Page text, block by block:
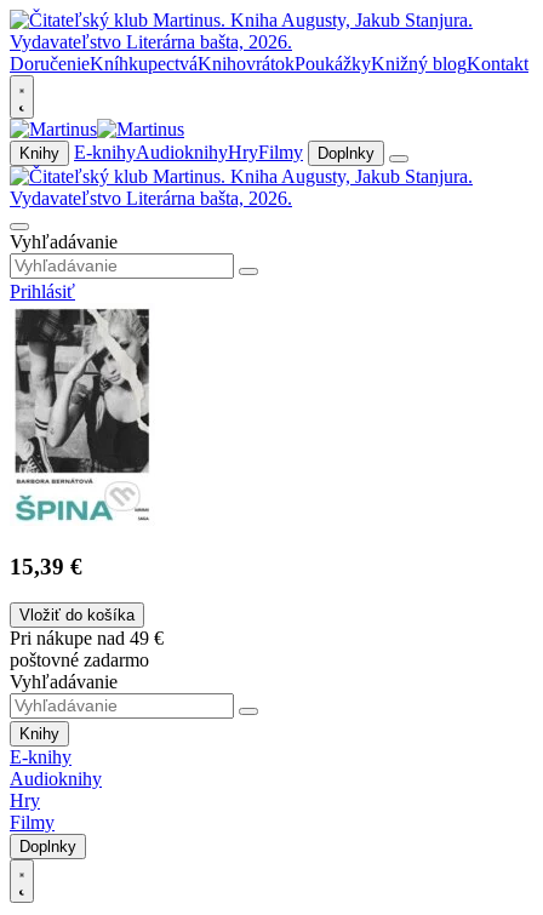
DoručenieKníhkupectváKnihovrátokPoukážkyKnižný blogKontakt
Knihy E-knihyAudioknihyHryFilmy Doplnky
Vyhľadávanie
Prihlásiť
15,39 €
Vložiť do košíka
Pri nákupe nad 49 €
poštovné zadarmo
Vyhľadávanie
Knihy
E-knihy
Audioknihy
Hry
Filmy
Doplnky